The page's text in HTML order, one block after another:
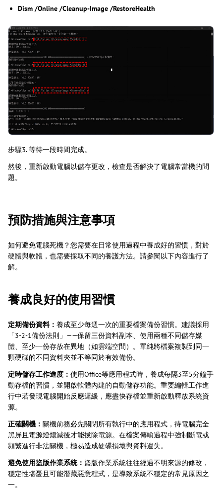
Dism /Online /Cleanup-Image /RestoreHealth
步驟3. 等待一段時間完成。
然後，重新啟動電腦以儲存更改，檢查是否解決了電腦常當機的問
題。
預防措施與注意事項
如何避免電腦死機？您需要在日常使用過程中養成好的習慣，對於
硬體與軟體，也需要採取不同的養護方法。請參閱以下內容進行了
解。
養成良好的使用習慣
定期備份資料： 養成至少每週一次的重要檔案備份習慣。建議採用
「3-2-1備份法則」——保留三份資料副本、使用兩種不同儲存媒
體、至少一份存放在異地（如雲端空間）。單純將檔案複製到同一
顆硬碟的不同資料夾並不等同於有效備份。
定時儲存工作進度： 使用Office等應用程式時，養成每隔3至5分鐘手
動存檔的習慣，並開啟軟體內建的自動儲存功能。重要編輯工作進
行中若發現電腦開始反應遲緩，應盡快存檔並重新啟動釋放系統資
源。
正確關機： 關機前務必先關閉所有執行中的應用程式，待電腦完全
黑屏且電源燈熄滅後才能拔除電源。在檔案傳輸過程中強制斷電或
頻繁進行非法關機，極易造成硬碟損壞與資料遺失。
避免使用盜版作業系統： 盜版作業系統往往經過不明來源的修改，
穩定性堪憂且可能潛藏惡意程式，是導致系統不穩定的常見原因之
一。